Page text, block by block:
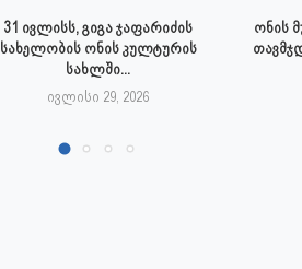
31 ივლისს, გიგა ჯაფარიძის
სახელობის ონის კულტურის
სახლში...
ივლისი 29, 2026
ონის